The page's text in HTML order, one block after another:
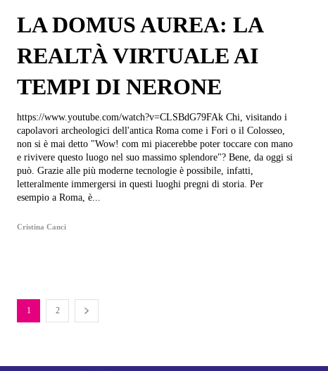
LA DOMUS AUREA: LA
REALTÀ VIRTUALE AI
TEMPI DI NERONE
https://www.youtube.com/watch?v=CLSBdG79FAk Chi, visitando i
capolavori archeologici dell'antica Roma come i Fori o il Colosseo,
non si è mai detto "Wow! com mi piacerebbe poter toccare con mano
e rivivere questo luogo nel suo massimo splendore"? Bene, da oggi si
può. Grazie alle più moderne tecnologie è possibile, infatti,
letteralmente immergersi in questi luoghi pregni di storia. Per
esempio a Roma, è...
Cristina Canci
1 2